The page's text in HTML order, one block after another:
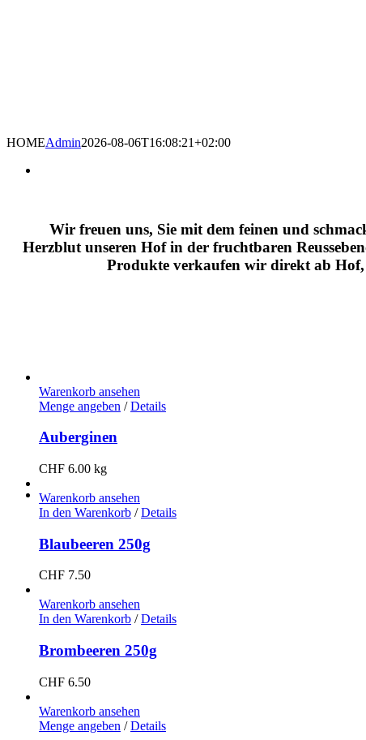
HOMEAdmin2026-08-06T16:08:21+02:00
Wir freuen uns, Sie mit dem feinen und
Herzblut unseren Hof in der fruchtbaren
Produkte verkaufen wir direkt ab
Warenko­rb anse­hen
Menge angeben / Details
Auberginen
CHF 6.00 kg
Warenko­rb anse­hen
In den Warenko­rb / Details
Blaubeeren 250g
CHF 7.50
Warenko­rb anse­hen
In den Warenko­rb / Details
Brombeeren 250g
CHF 6.50
Warenko­rb anse­hen
Menge angeben / Details